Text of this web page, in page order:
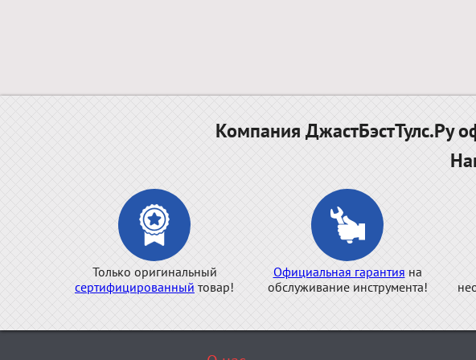
Компания ДжастБэстТулс.Ру
Только оригинальный
сертифицированный товар!
Официальная гарантия на
обслуживание инструмента!